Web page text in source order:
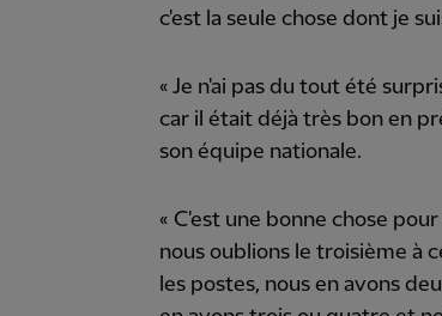
c'est la seule chose dont je
« Je n'ai pas du tout été
car il était déjà très bon en
son équipe nationale.
« C'est une bonne chose
nous oublions le troisième à
les postes, nous en avons